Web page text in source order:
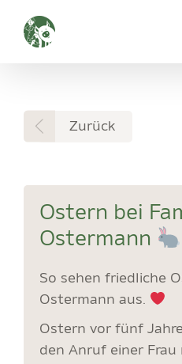
Inhalt
Zurück
Ostern bei
Ostermann
So sehen friedliche
Ostermann aus.
Ostern vor fünf
den Anruf einer